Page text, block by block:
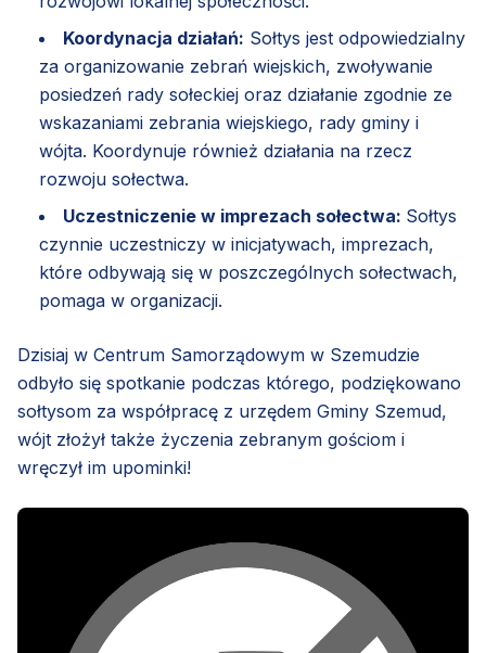
Koordynacja działań: Sołtys jest odpowiedzialny
za organizowanie zebrań wiejskich, zwoływanie
posiedzeń rady sołeckiej oraz działanie zgodnie ze
wskazaniami zebrania wiejskiego, rady gminy i
wójta. Koordynuje również działania na rzecz
rozwoju sołectwa.
Uczestniczenie w imprezach sołectwa: Sołtys
czynnie uczestniczy w inicjatywach, imprezach,
które odbywają się w poszczególnych sołectwach,
pomaga w organizacji.
Dzisiaj w Centrum Samorządowym w Szemudzie
odbyło się spotkanie podczas którego, podziękowano
sołtysom za współpracę z urzędem Gminy Szemud,
wójt złożył także życzenia zebranym gościom i
wręczył im upominki!